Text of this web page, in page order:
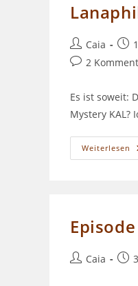
Beitrags-
Autor:
Caia
Beitrags-
2
Es ist soweit:
Mystery KAL?
Weiterlesen
Beitrags-
Caia